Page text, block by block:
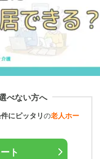
べない方へ
にピッタリの老人ホー
ト